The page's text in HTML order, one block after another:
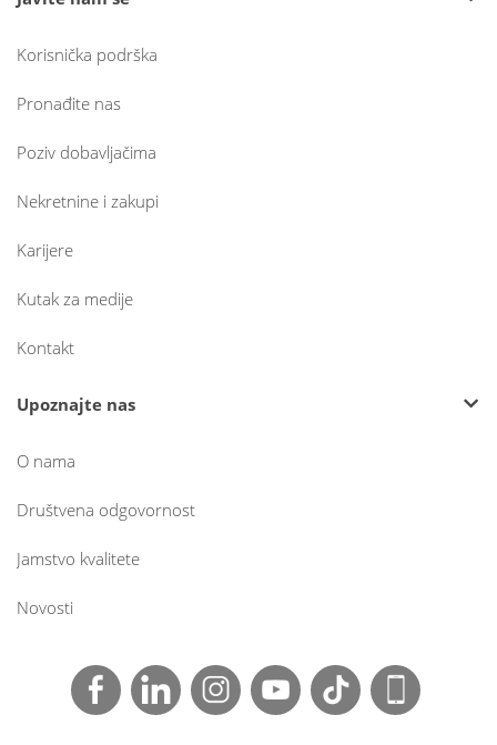
Korisnička podrška
Pronađite nas
Poziv dobavljačima
Nekretnine i zakupi
Karijere
Kutak za medije
Kontakt
Upoznajte nas
O nama
Društvena odgovornost
Jamstvo kvalitete
Novosti